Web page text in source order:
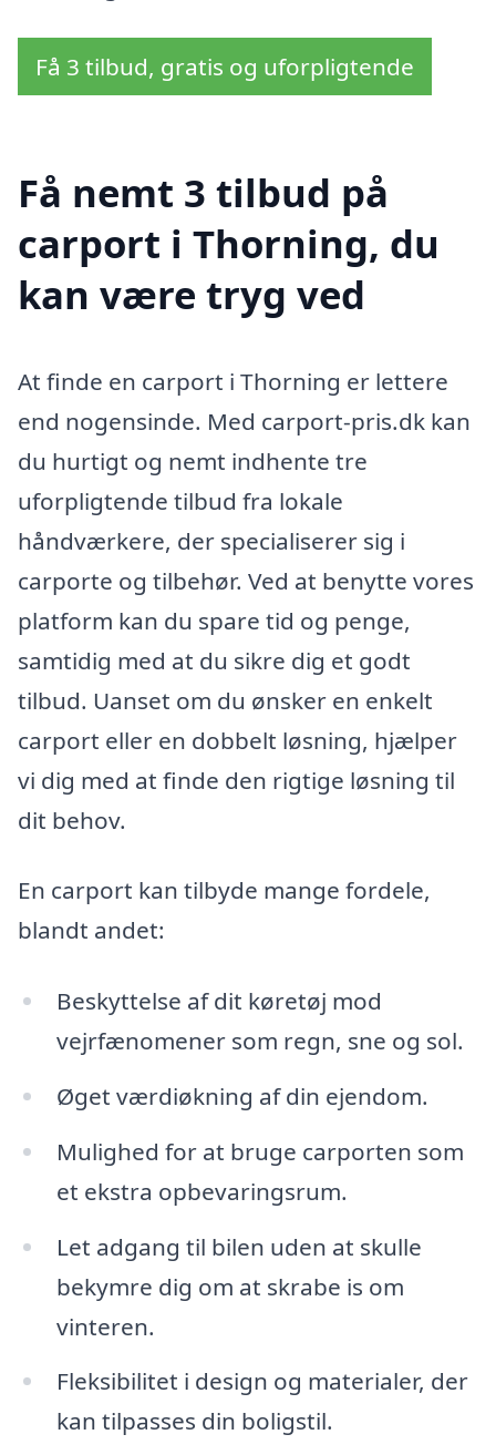
Få 3 tilbud, gratis og uforpligtende
Få nemt 3 tilbud på
carport i Thorning, du
kan være tryg ved
At finde en carport i Thorning er lettere
end nogensinde. Med carport-pris.dk kan
du hurtigt og nemt indhente tre
uforpligtende tilbud fra lokale
håndværkere, der specialiserer sig i
carporte og tilbehør. Ved at benytte vores
platform kan du spare tid og penge,
samtidig med at du sikre dig et godt
tilbud. Uanset om du ønsker en enkelt
carport eller en dobbelt løsning, hjælper
vi dig med at finde den rigtige løsning til
dit behov.
En carport kan tilbyde mange fordele,
blandt andet:
Beskyttelse af dit køretøj mod
vejrfænomener som regn, sne og sol.
Øget værdiøkning af din ejendom.
Mulighed for at bruge carporten som
et ekstra opbevaringsrum.
Let adgang til bilen uden at skulle
bekymre dig om at skrabe is om
vinteren.
Fleksibilitet i design og materialer, der
kan tilpasses din boligstil.